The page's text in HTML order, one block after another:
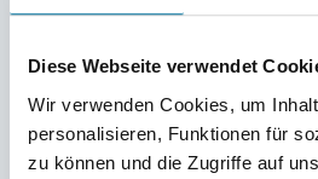
Diese Webseite verwendet
Wir verwenden Cookies, um
personalisieren, Funktionen für
zu können und die Zugriffe auf
Bereiche, wie z.B. Heizen,
Stromverbrauch oder
Prozentsatz ihres